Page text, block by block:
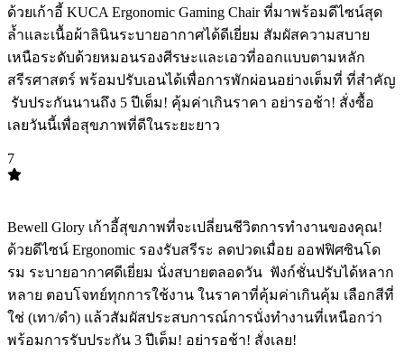
ด้วยเก้าอี้ KUCA Ergonomic Gaming Chair ที่มาพร้อมดีไซน์สุด
ล้ำและเนื้อผ้าลินินระบายอากาศได้ดีเยี่ยม สัมผัสความสบาย
เหนือระดับด้วยหมอนรองศีรษะและเอวที่ออกแบบตามหลัก
สรีรศาสตร์ พร้อมปรับเอนได้เพื่อการพักผ่อนอย่างเต็มที่ ที่สำคัญ
️ รับประกันนานถึง 5 ปีเต็ม! คุ้มค่าเกินราคา อย่ารอช้า! สั่งซื้อ
เลยวันนี้เพื่อสุขภาพที่ดีในระยะยาว
7
Bewell Glory เก้าอี้สุขภาพที่จะเปลี่ยนชีวิตการทำงานของคุณ! ️
ด้วยดีไซน์ Ergonomic รองรับสรีระ ลดปวดเมื่อย ออฟฟิศซินโด
รม ระบายอากาศดีเยี่ยม นั่งสบายตลอดวัน ️ ฟังก์ชั่นปรับได้หลาก
หลาย ตอบโจทย์ทุกการใช้งาน ในราคาที่คุ้มค่าเกินคุ้ม เลือกสีที่
ใช่ (เทา/ดำ) แล้วสัมผัสประสบการณ์การนั่งทำงานที่เหนือกว่า
พร้อมการรับประกัน 3 ปีเต็ม! อย่ารอช้า! สั่งเลย!